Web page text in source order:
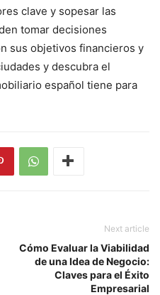
clave y sopesar las
tomar decisiones
sus objetivos financieros y
y descubra el
español tiene para
Next article
Cómo Evaluar la Viabilidad
de una Idea de Negocio:
Claves para el Éxito
Empresarial